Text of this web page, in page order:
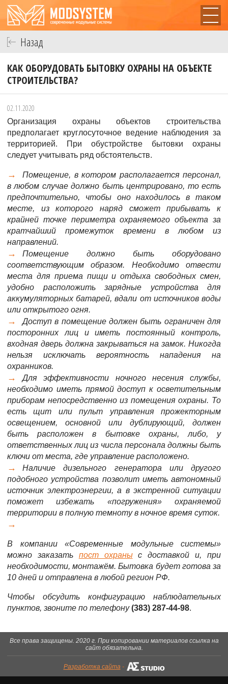
Назад
КАК ОБОРУДОВАТЬ БЫТОВКУ ОХРАНЫ НА ОБЪЕКТЕ
СТРОИТЕЛЬСТВА?
02.11.2020
Организация охраны объектов строительства
предполагает круглосуточное ведение наблюдения за
территорией. При обустройстве бытовки охраны
следует учитывать ряд обстоятельств.
Помещение, в котором располагается персонал,
в любом случае должно быть центрировано, то есть
предпочтительно, чтобы оно находилось в таком
месте, из которого наряд сможет прибывать к
крайней точке периметра охраняемого объекта за
кратчайший промежуток времени в любом из
направлений.
Помещение должно быть оборудовано
соответствующим образом. Необходимо отвести
места для приема пищи и отдыха свободных смен,
удобно расположить зарядные устройства для
аккумуляторных батарей, вдали от источников воды
или открытого огня.
Доступ в помещение должен быть ограничен для
посторонних лиц и иметь постоянный контроль,
входная дверь должна закрываться на замок. Никогда
нельзя исключать вероятность нападения на
охранников.
Для эффективности ночного несения службы,
необходимо иметь прямой доступ к осветительным
приборам непосредственно из помещения охраны. То
есть щит или пульт управления прожекторным
освещением, основной или дублирующий, должен
быть расположен в бытовке охраны, либо, у
ответственных лиц из числа персонала должны быть
ключи от места, где управление расположено.
Наличие дизельного генератора или другого
подобного устройства позволит иметь автономный
источник электроэнергии, а в экстренной ситуации
поможет избежать «погружения» охраняемой
территории в полную темноту в ночное время суток.
В компании «Современные модульные системы»
можно заказать пост охраныс доставкой и, при
необходимости, монтажём. Бытовка будет готова за
10 дней и отправлена в любой регион РФ.
Чтобы обсудить конфигурацию наблюдательных
пунктов, звоните по телефону(383) 287-44-98.
Все права защищены. 2020 г. При копировании материалов ссылка на
сайт обязательна.
Разработка сайта -